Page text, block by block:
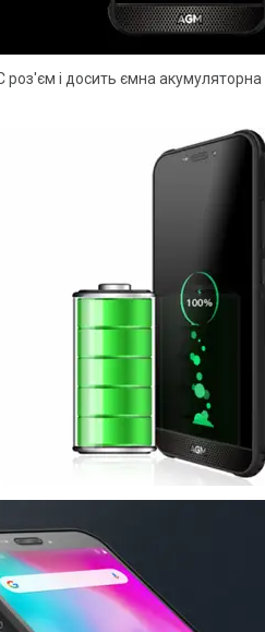
і досить ємна